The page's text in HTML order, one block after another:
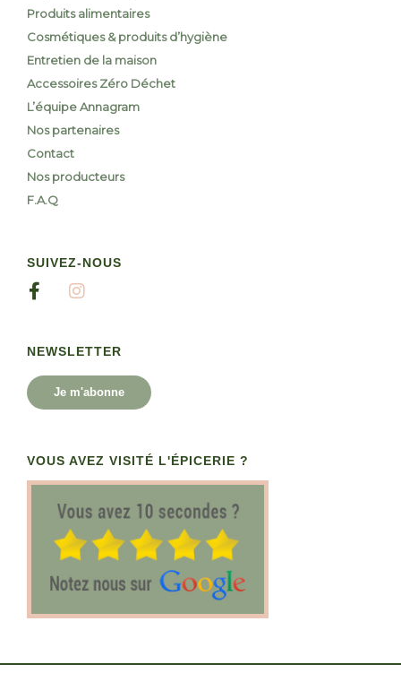
Produits alimentaires
Cosmétiques & produits d’hygiène
Entretien de la maison
Accessoires Zéro Déchet
L’équipe Annagram
Nos partenaires
Contact
Nos producteurs
F.A.Q
SUIVEZ-NOUS
NEWSLETTER
Je m'abonne
VOUS AVEZ VISITÉ L'ÉPICERIE ?